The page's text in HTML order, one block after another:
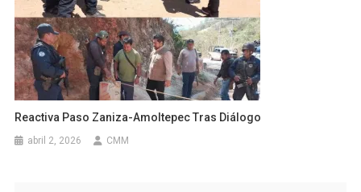
Reactiva Paso Zaniza-Amoltepec Tras Diálogo
abril 2, 2026 CMM